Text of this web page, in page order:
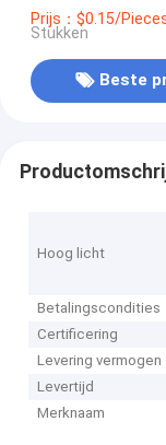
Verpakkende
Prijs：$0.15/
Stukken
Beste
Hoog licht
Betalingscondities
Certificering
Levering vermogen
Levertijd
Merknaam